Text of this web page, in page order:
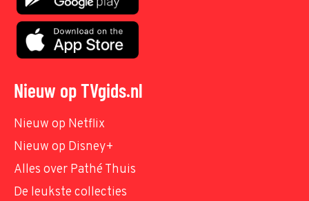
Nieuw op TVgids.nl
Nieuw op Netflix
Nieuw op Disney+
Alles over Pathé Thuis
De leukste collecties